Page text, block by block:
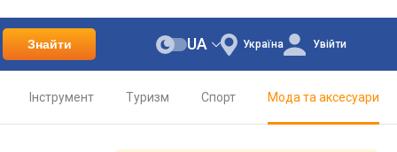
Знайти Україна
UA Увійти
Інструмент Туризм Спорт Мода та аксесуари